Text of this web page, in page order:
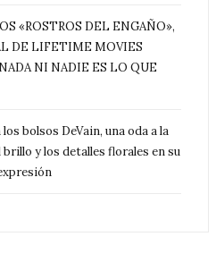
«ROSTROS DEL ENGAÑO»,
DE LIFETIME MOVIES
NI NADIE ES LO QUE
bolsos DeVain, una oda a la
brillo y los detalles florales en su